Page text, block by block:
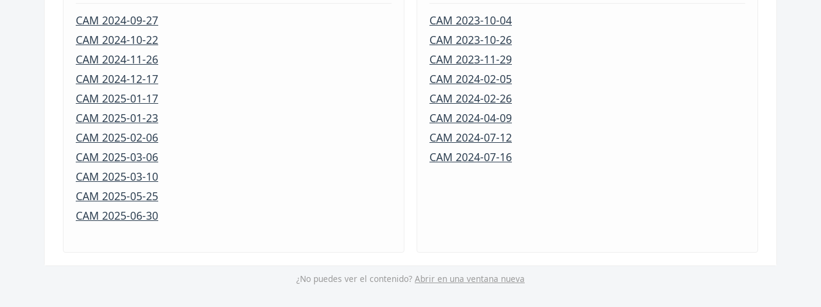
¿No puedes ver el contenido? Abrir en una ventana nueva